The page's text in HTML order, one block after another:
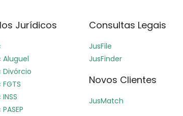
Jurídicos
Aluguel
Divórcio
Consultas Legais
JusFile
JusFinder
Novos Clientes
JusMatch